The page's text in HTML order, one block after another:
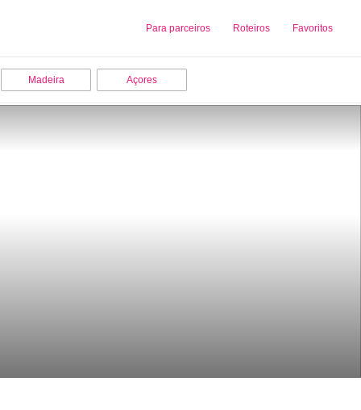
Para parceiros Roteiros Favoritos
Sobre nós Adicionar uma Empresa
Madeira Açores